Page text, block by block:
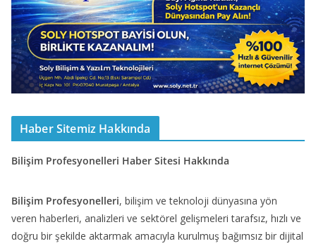
Haber Sitemiz Hakkında
Bilişim Profesyonelleri Haber Sitesi Hakkında
Bilişim Profesyonelleri, bilişim ve teknoloji dünyasına yön
veren haberleri, analizleri ve sektörel gelişmeleri tarafsız, hızlı ve
doğru bir şekilde aktarmak amacıyla kurulmuş bağımsız bir dijital